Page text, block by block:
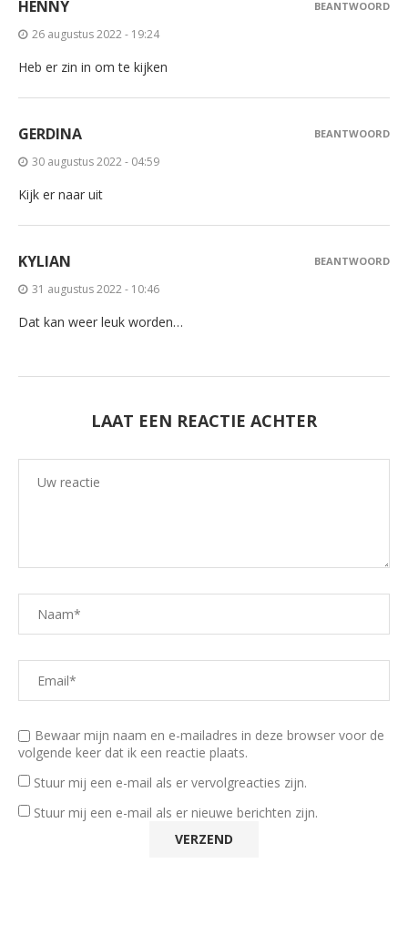
HENNY
26 augustus 2022 - 19:24
Heb er zin in om te kijken
BEANTWOORD
GERDINA
30 augustus 2022 - 04:59
Kijk er naar uit
BEANTWOORD
KYLIAN
31 augustus 2022 - 10:46
Dat kan weer leuk worden…
BEANTWOORD
LAAT EEN REACTIE ACHTER
Bewaar mijn naam en e-mailadres in deze browser voor de
volgende keer dat ik een reactie plaats.
Stuur mij een e-mail als er vervolgreacties zijn.
Stuur mij een e-mail als er nieuwe berichten zijn.